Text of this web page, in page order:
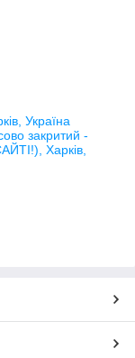
Україна
закритий -
Харків,